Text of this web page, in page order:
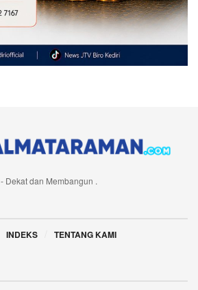
- Dekat dan Membangun .
INDEKS TENTANG KAMI